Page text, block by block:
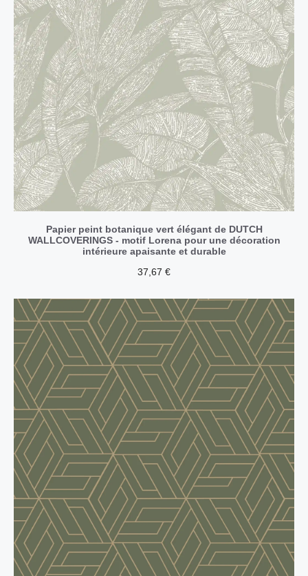
Papier peint botanique vert élégant de DUTCH
WALLCOVERINGS - motif Lorena pour une décoration
intérieure apaisante et durable
37,67 €